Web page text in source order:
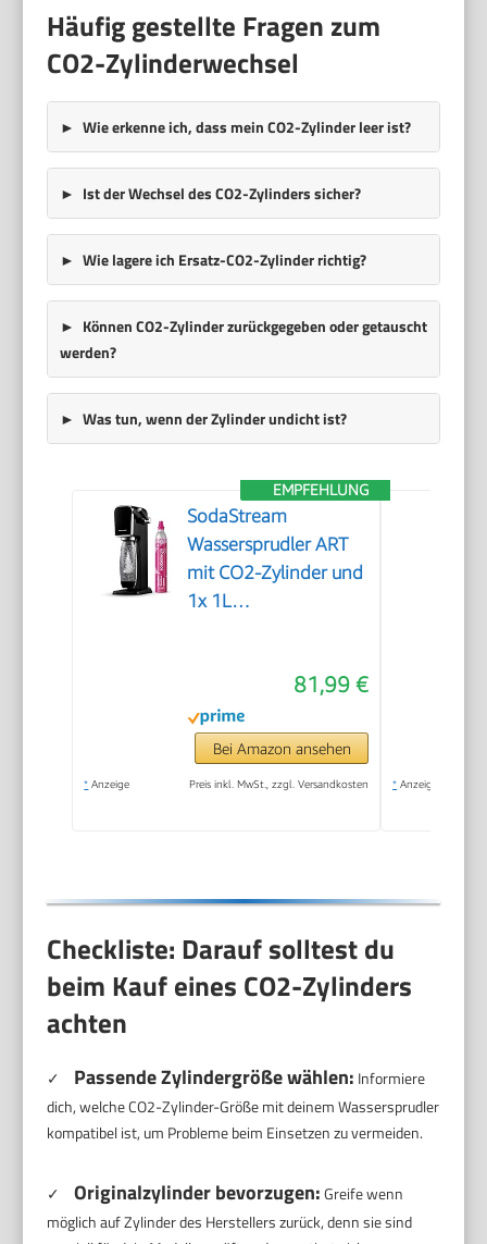
Häufig gestellte Fragen zum
CO2-Zylinderwechsel
Wie erkenne ich, dass mein CO2-Zylinder leer ist?
Ist der Wechsel des CO2-Zylinders sicher?
Wie lagere ich Ersatz-CO2-Zylinder richtig?
Können CO2-Zylinder zurückgegeben oder getauscht
werden?
Was tun, wenn der Zylinder undicht ist?
EMPFEHLUNG
SodaStream
Wassersprudler ART
mit CO2-Zylinder und
1x 1L
Höhe 44cm, Schwarz,
44 cm
81,99 €
Bei Amazon ansehen
* Anzeige Preis inkl. MwSt., zzgl. Versandkosten * Anzeige
Checkliste: Darauf solltest du
beim Kauf eines CO2-Zylinders
achten
✓ Passende Zylindergröße wählen: Informiere
dich, welche CO2-Zylinder-Größe mit deinem Wassersprudler
kompatibel ist, um Probleme beim Einsetzen zu vermeiden.
✓ Originalzylinder bevorzugen:Greife wenn
möglich auf Zylinder des Herstellers zurück, denn sie sind